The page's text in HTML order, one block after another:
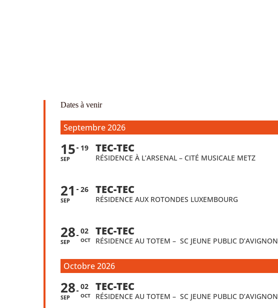
Dates à venir
Septembre 2026
15
SEP
19 TEC-TEC
RÉSIDENCE À L’ARSENAL – CITÉ MUSICALE METZ
21
SEP
26 TEC-TEC
RÉSIDENCE AUX ROTONDES LUXEMBOURG
28
SEP
02
OCT
TEC-TEC
RÉSIDENCE AU TOTEM – SC JEUNE PUBLIC D’AVIGNON
Octobre 2026
28
SEP
02
OCT
TEC-TEC
RÉSIDENCE AU TOTEM – SC JEUNE PUBLIC D’AVIGNON